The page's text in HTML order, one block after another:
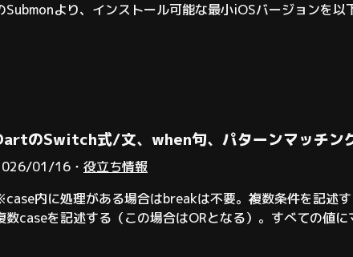
Submonより、インストール可能な最小iOSバージョンを
のSwitch式/文、when句、パターンマッチン
01/16・ 役立ち情報
内に処理がある場合はbreakは不要。複数条件を記述
数caseを記述する（この場合はORとなる）。すべての値